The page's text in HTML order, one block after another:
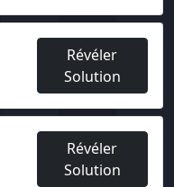
Révéler
Solution
Révéler
Solution